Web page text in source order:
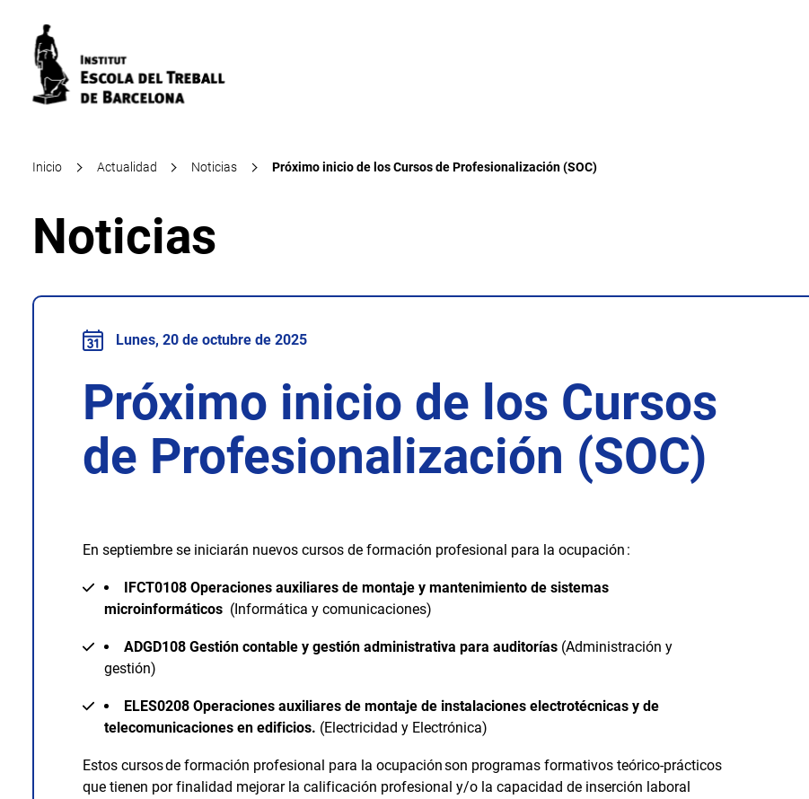
Inicio Actualidad Noticias Próximo inicio de los Cursos de Profesionalización (SOC)
Noticias
Lunes, 20 de octubre de 2025
Próximo inicio de los Cursos
de Profesionalización (SOC)
En septiembre se iniciarán nuevos cursos de formación profesional para la ocupación :
IFCT0108 Operaciones auxiliares de montaje y mantenimiento de sistemas
microinformáticos (Informática y comunicaciones)
ADGD108 Gestión contable y gestión administrativa para auditorías (Administración y
gestión)
ELES0208 Operaciones auxiliares de montaje de instalaciones electrotécnicas y de
telecomunicaciones en edificios. (Electricidad y Electrónica)
Estos cursos de formación profesional para la ocupación son programas formativos teórico-prácticos
que tienen por finalidad mejorar la calificación profesional y/o la capacidad de inserción laboral